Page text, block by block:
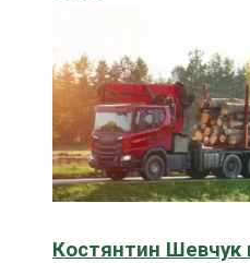
Костянтин Шевчук